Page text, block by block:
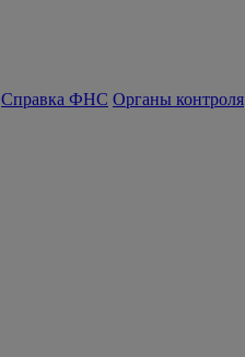
Справка ФНС Органы контроля